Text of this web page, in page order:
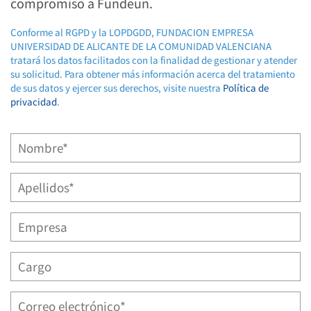
Conforme al RGPD y la LOPDGDD, FUNDACION EMPRESA
UNIVERSIDAD DE ALICANTE DE LA COMUNIDAD VALENCIANA
tratará los datos facilitados con la finalidad de gestionar y atender
su solicitud. Para obtener más información acerca del tratamiento
de sus datos y ejercer sus derechos, visite nuestra Política de
privacidad.